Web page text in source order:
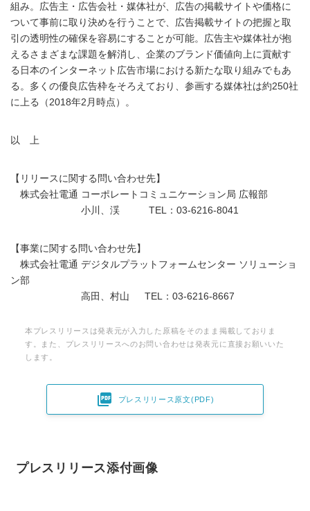
組み。広告主・広告会社・媒体社が、広告の掲載サイトや価格に
ついて事前に取り決めを行うことで、広告掲載サイトの把握と取
引の透明性の確保を容易にすることが可能。広告主や媒体社が抱
えるさまざまな課題を解消し、企業のブランド価値向上に貢献す
る日本のインターネット広告市場における新たな取り組みでもあ
る。多くの優良広告枠をそろえており、参画する媒体社は約250社
に上る（2018年2月時点）。
以 上
【リリースに関する問い合わせ先】
株式会社電通 コーポレートコミュニケーション局 広報部
小川、渓 TEL：03-6216-8041
【事業に関する問い合わせ先】
株式会社電通 デジタルプラットフォームセンター ソリューショ
ン部
高田、村山 TEL：03-6216-8667
本プレスリリースは発表元が入力した原稿をそのまま掲載しておりま
す。また、プレスリリースへのお問い合わせは発表元に直接お願いいた
します。
 プレスリリース原文(PDF)
プレスリリース添付画像